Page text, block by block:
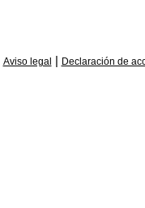
Aviso legal | Declaración de